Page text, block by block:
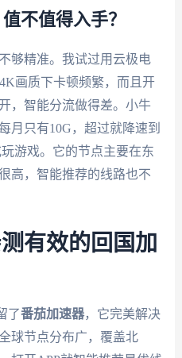
不值得入手？
够精准。我试过用云极电
画质下卡顿频繁，而且开
，智能分流做得差。小牛
月只有10G，超过就降速到
游戏。它的节点主要在东
高，智能推荐的线路也不
有效的回国加
了番茄加速器，它完美解决
球节点分布广，覆盖北